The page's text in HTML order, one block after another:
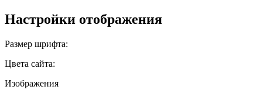
Настройки отображения
Размер шрифта:
Цвета сайта:
Изображения